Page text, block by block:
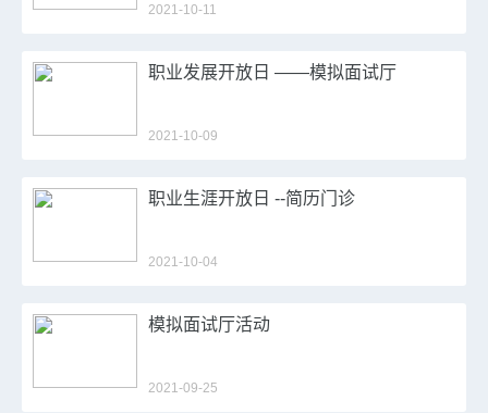
2021-10-11
职业发展开放日 ——模拟面试厅
2021-10-09
职业生涯开放日 --简历门诊
2021-10-04
模拟面试厅活动
2021-09-25